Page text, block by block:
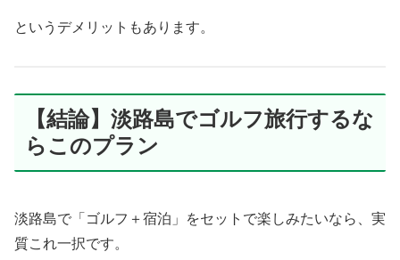
というデメリットもあります。
【結論】淡路島でゴルフ旅行するな
らこのプラン
淡路島で「ゴルフ＋宿泊」をセットで楽しみたいなら、実
質これ一択です。